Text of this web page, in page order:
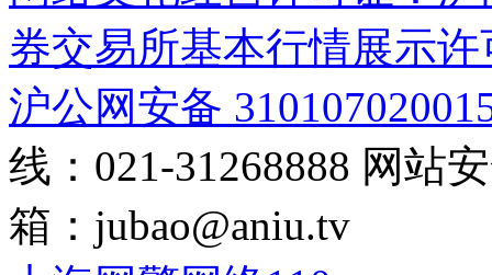
券交易所基本行情展示许
沪公网安备
线：021-31268888 网站
箱： jubao@aniu.tv